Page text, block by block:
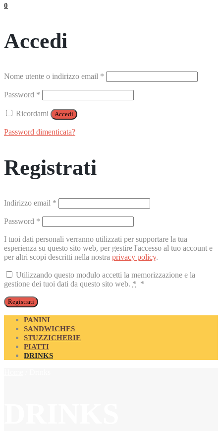
0
Accedi
Nome utente o indirizzo email *
Password *
Ricordami Accedi
Password dimenticata?
Registrati
Indirizzo email *
Password *
I tuoi dati personali verranno utilizzati per supportare la tua
esperienza su questo sito web, per gestire l'accesso al tuo account e
per altri scopi descritti nella nostra privacy policy.
Utilizzando questo modulo accetti la memorizzazione e la
gestione dei tuoi dati da questo sito web. * *
Registrati
PANINI
SANDWICHES
STUZZICHERIE
PIATTI
DRINKS